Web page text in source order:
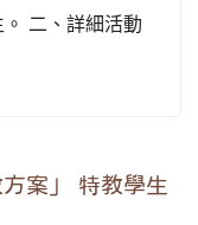
。 二、詳細活動
案」 特教學生